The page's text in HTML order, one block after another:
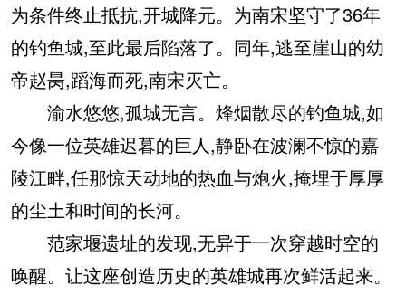
为条件终止抵抗,开城降元。为南宋坚守了36年
的钓鱼城,至此最后陷落了。同年,逃至崖山的幼
帝赵昺,蹈海而死,南宋灭亡。
渝水悠悠,孤城无言。烽烟散尽的钓鱼城,如
今像一位英雄迟暮的巨人,静卧在波澜不惊的嘉
陵江畔,任那惊天动地的热血与炮火,掩埋于厚厚
的尘土和时间的长河。
范家堰遗址的发现,无异于一次穿越时空的
唤醒。让这座创造历史的英雄城再次鲜活起来。